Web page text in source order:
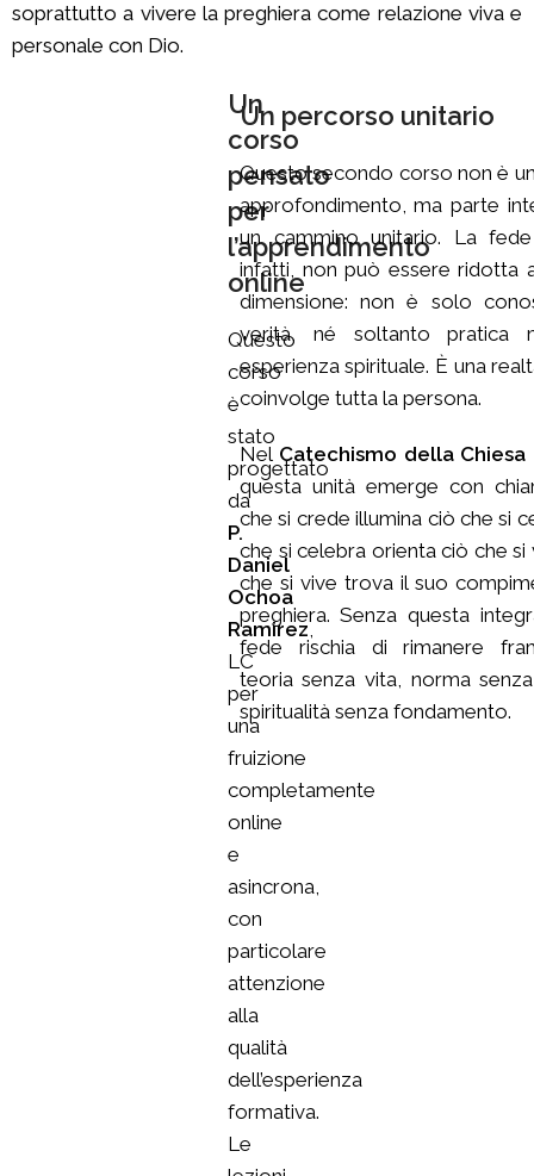
soprattutto a vivere la preghiera come relazione viva e
personale con Dio.
Un
corso
pensato
per
l’apprendimento
online
Questo
corso
è
stato
progettato
da
P.
Daniel
Ochoa
Ramirez,
LC
per
una
fruizione
completamente
online
e
asincrona,
con
particolare
attenzione
alla
qualità
dell’esperienza
formativa.
Le
Un percorso unitario
Questo secondo corso non è
approfondimento, ma parte
un cammino unitario. La fede
infatti, non può essere ridotta
dimensione: non è solo
verità, né soltanto pratica
esperienza spirituale. È una
coinvolge tutta la persona.
Nel Catechismo della
questa unità emerge con
che si crede illumina ciò che si
che si celebra orienta ciò che si
che si vive trova il suo
preghiera. Senza questa
fede rischia di rimanere
teoria senza vita, norma
spiritualità senza fondamento.